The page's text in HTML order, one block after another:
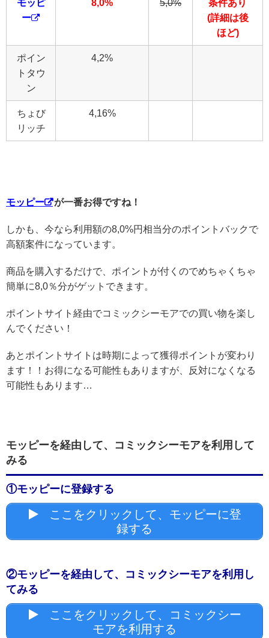
モッピ
ー
8,0% 5,0%
条件あり
(詳細は後
ほど)
ポイン
トタウ
ン
4,2%
ちょび
リッチ
4,16%
モッピー が一番お得ですね！
しかも、今なら利用額の8,0%円相当分のポイントバックで
高額案件になっています。
商品を購入するだけで、ポイントが付くのでめちゃくちゃ
簡単に8,0％分がゲットできます。
ポイントサイト経由でコミックシーモアでの買い物を楽し
んでください！
あとポイントサイトは時期によって獲得ポイントが変わり
ます！！お得になる可能性もありますが、反対になくなる
可能性もあります…
モッピーを経由して、コミックシーモアを利用して
みる
①モッピーに登録する
ここをクリックして、モッピーに登
録する
②モッピーを経由して、コミックシーモアを利用し
てみる
ここをクリックして、コミックシー
モアを利用する